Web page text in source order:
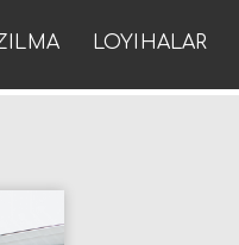
LOYIHALAR